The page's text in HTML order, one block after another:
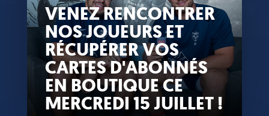
VENEZ RENCONTRER
NOS JOUEURS ET
RÉCUPÉRER VOS
CARTES D'ABONNÉS
EN BOUTIQUE CE
MERCREDI 15 JUILLET !